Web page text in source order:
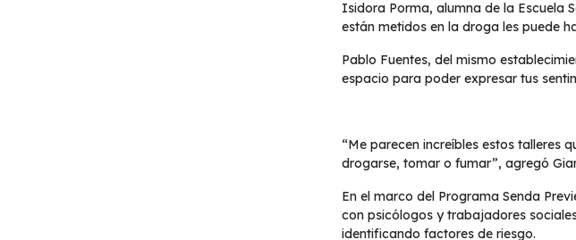
Isidora Porma, alumna de la Escuela
están metidos en la droga les puede
Pablo Fuentes, del mismo
espacio para poder expresar tus
“Me parecen increíbles estos talleres
drogarse, tomar o fumar”, agregó
En el marco del Programa Senda
con psicólogos y trabajadores
identificando factores de riesgo.